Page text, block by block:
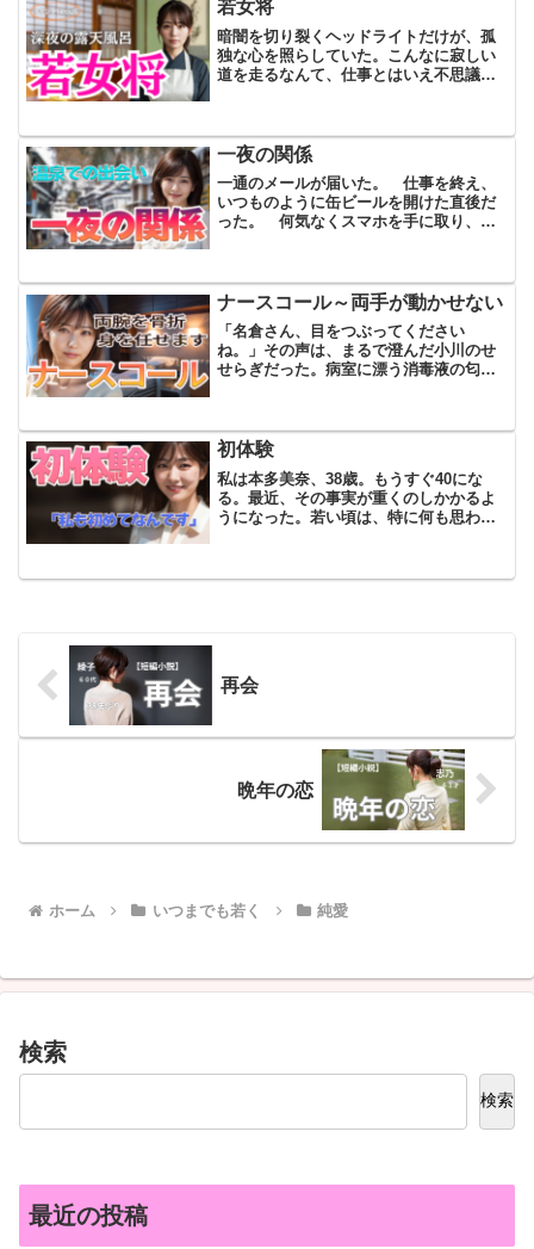
若女将
暗闇を切り裂くヘッドライトだけが、孤
独な心を照らしていた。こんなに寂しい
道を走るなんて、仕事とはいえ不思議な
いるかのように、胸騒ぎが止...
一夜の関係
一通のメールが届いた。 仕事を終え、
いつものように缶ビールを開けた直後だ
った。 何気なくスマホを手に取り、
る。指の動きが遅くなるのを自覚しなが
ら、メールを開いた。「主人は...
ナースコール～両手が動かせない
「名倉さん、目をつぶってください
ね。」その声は、まるで澄んだ小川のせ
せらぎだった。病室に漂う消毒液の匂い
微笑みながらもう一度同じ言葉...
初体験
私は本多美奈、38歳。もうすぐ40にな
る。最近、その事実が重くのしかかるよ
うになった。若い頃は、特に何も思わな
再会
晩年の恋
ホーム いつまでも若く 純愛
検索
検索
最近の投稿